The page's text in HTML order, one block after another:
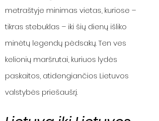
metraštyje minimas vietas, kuriose –
tikras stebuklas – iki šių dienų išliko
minėtų legendų pėdsakų. Ten ves
kelionių maršrutai, kuriuos lydės
paskaitos, atidengiančios Lietuvos
valstybės priešaušrį.